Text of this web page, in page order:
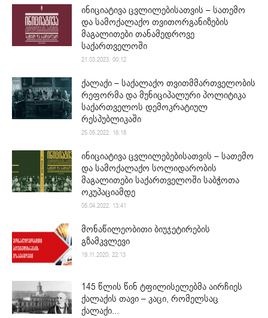
ინიციატივა ცვლილებისათვის – სათემო
და სამოქალაქო თვითორგანიზების
მაგალითები თანამედროვე
საქართველოში
21.03.2023. 00:12
ქალაქი – საქალაქო თვითმმართველობის
რეფორმა და მუნიციპალური პოლიტიკა
საქართველოს დემოკრატიულ
რესპუბლიკაში
25.05.2022. 16:18
ინიციატივა ცვლილებებისათვის – სათემო
და სამოქალაქო სოლიდარობის
მაგალითები საქართველოში საბჭოთა
ოკუპაციამდე
05.04.2022. 13:41
მონაწილეობითი ბიუჯეტირების
გზამკვლევი
19.11.2020. 22:13
145 წლის წინ ტფილისელებმა აირჩიეს
ქალაქის თავი – კაცი, რომელსაც
ქალაქი...